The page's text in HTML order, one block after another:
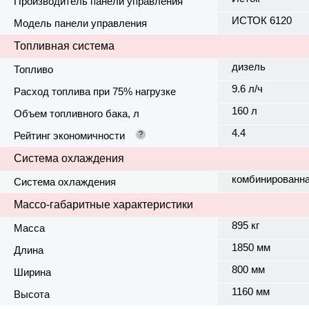
Модель панели управления ИСТОК 6120
Топливная система
Топливо
дизель
Расход топлива при 75% нагрузке 9.6 л/ч
Объем топливного бака, л 160 л
Рейтинг экономичности ? 4.4
Система охлаждения
Система охлаждения
Массо-габаритные характеристики
Масса
895 кг
Длина 1850 мм
Ширина 800 мм
Высота 1160 мм